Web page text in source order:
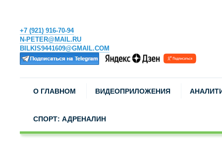
+7 (921) 916-70-94
N-PETER@MAIL.RU
BILKIS9441609@GMAIL.COM
О ГЛАВНОМ ВИДЕОПРИЛОЖЕНИЯ
СПОРТ: АДРЕНАЛИН